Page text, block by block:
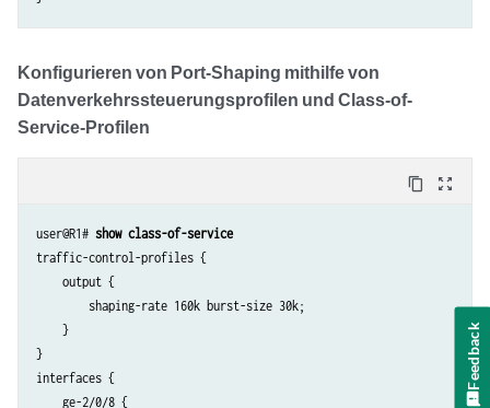
Konfigurieren von Port-Shaping mithilfe von
Datenverkehrssteuerungsprofilen und Class-of-
Service-Profilen
content_copy zoom_out_map
user@R1# show class-of-service
traffic-control-profiles {
    output {
        shaping-rate 160k burst-size 30k;
    }
}
interfaces {
    ge-2/0/8 {
Feedback